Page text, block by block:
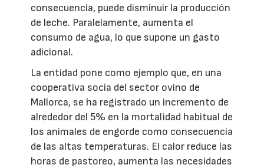
consecuencia, puede disminuir la producción
de leche. Paralelamente, aumenta el
consumo de agua, lo que supone un gasto
adicional.
La entidad pone como ejemplo que, en una
cooperativa socia del sector ovino de
Mallorca, se ha registrado un incremento de
alrededor del 5% en la mortalidad habitual de
los animales de engorde como consecuencia
de las altas temperaturas. El calor reduce las
horas de pastoreo, aumenta las necesidades